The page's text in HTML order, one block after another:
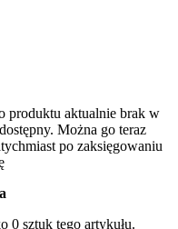
produktu aktualnie brak w
Można go teraz
po zaksięgowaniu
0 sztuk tego artykułu.